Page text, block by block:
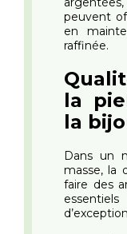
peuvent
en
raffinée.
la
la
Dans un
masse, la
faire des